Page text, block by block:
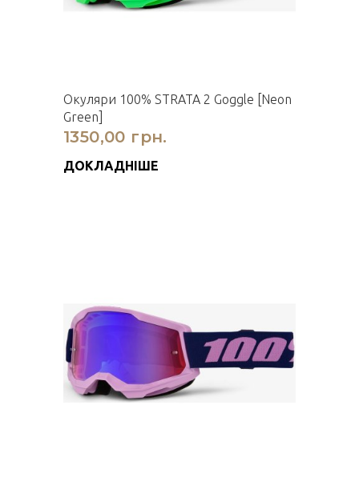
Окуляри 100% STRATA 2 Goggle [Neon
Green]
1350,00 грн.
ДОКЛАДНІШЕ